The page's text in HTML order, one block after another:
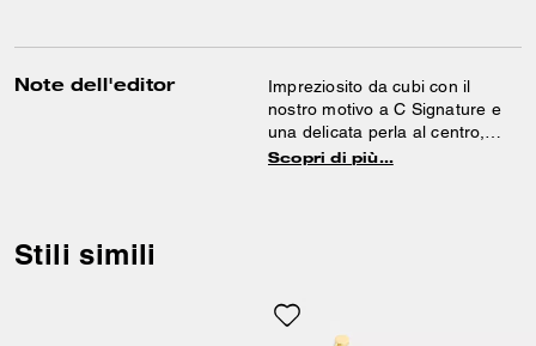
Note dell'editor
Impreziosito da cubi con il
nostro motivo a C Signature e
una delicata perla al centro,
questo elegante braccialetto
Scopri di più…
Stili simili